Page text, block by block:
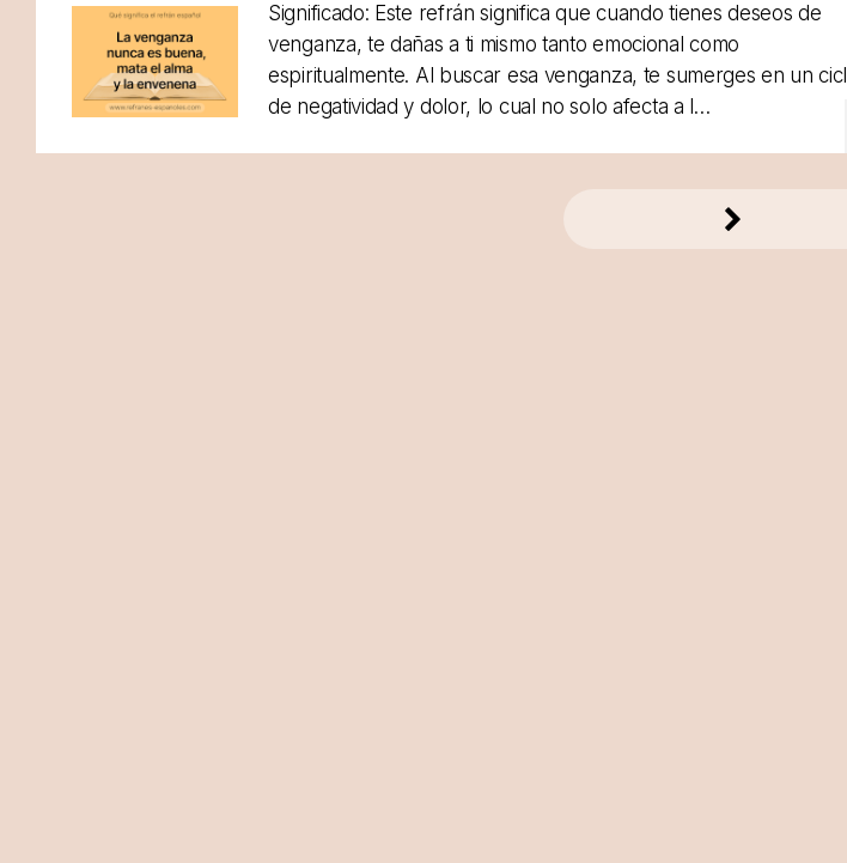
Significado: Este refrán significa que cuando tienes deseos de
venganza, te dañas a ti mismo tanto emocional como
espiritualmente. Al buscar esa venganza, te sumerges en un
de negatividad y dolor, lo cual no solo afecta a l…